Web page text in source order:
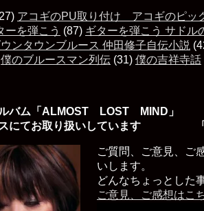
アコギのPU取り付け アコギのピッ
ーを弾こう (87) ギターを弾こう サドル
ンタウンブルース 仲田修子自伝小説
僕のブルースマン列伝 (31) 僕の吉祥寺話
バム「ALMOST LOST MIND」
スにてお取り扱いしています 「
ご質問、ご意見、ご
いします。
どんなちょっとした
ご意見、ご感想はこ